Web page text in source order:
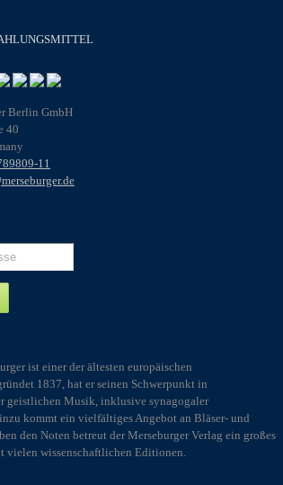
Berlin GmbH
40
11
ist einer der ältesten europäischen
1837, hat er seinen Schwerpunkt in
geistlichen Musik, inklusive synagogaler
kommt ein vielfältiges Angebot an Bläser- und
den Noten betreut der Merseburger Verlag ein großes
vielen wissenschaftlichen Editionen.